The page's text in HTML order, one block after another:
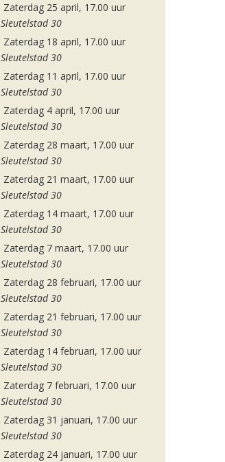
Zaterdag 25 april, 17.00 uur
Sleutelstad 30
Zaterdag 18 april, 17.00 uur
Sleutelstad 30
Zaterdag 11 april, 17.00 uur
Sleutelstad 30
Zaterdag 4 april, 17.00 uur
Sleutelstad 30
Zaterdag 28 maart, 17.00 uur
Sleutelstad 30
Zaterdag 21 maart, 17.00 uur
Sleutelstad 30
Zaterdag 14 maart, 17.00 uur
Sleutelstad 30
Zaterdag 7 maart, 17.00 uur
Sleutelstad 30
Zaterdag 28 februari, 17.00 uur
Sleutelstad 30
Zaterdag 21 februari, 17.00 uur
Sleutelstad 30
Zaterdag 14 februari, 17.00 uur
Sleutelstad 30
Zaterdag 7 februari, 17.00 uur
Sleutelstad 30
Zaterdag 31 januari, 17.00 uur
Sleutelstad 30
Zaterdag 24 januari, 17.00 uur